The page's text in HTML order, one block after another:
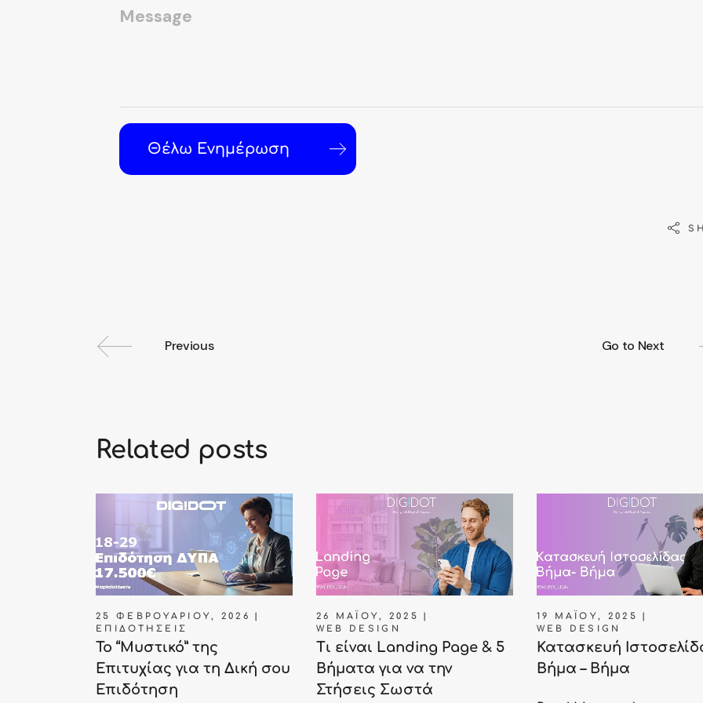
Θέλω Ενημέρωση
Previous Go to Next
Related posts
25 ΦΕΒΡΟΥΑΡΊΟΥ, 2026
ΕΠΙΔΟΤΉΣΕΙΣ
Το “Μυστικό” της
Επιτυχίας για τη Δική σου
Επιδότηση
26 ΜΑΪ́ΟΥ, 2025
WEB DESIGN
Τι είναι Landing Page & 5
Βήματα για να την
Στήσεις Σωστά
19 ΜΑΪ́ΟΥ, 2025
WEB DESIGN
Κατασκευή
Βήμα – Βήμα